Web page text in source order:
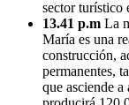
sector turístico
13.41 p.m La
María es una
construcción,
permanentes,
que asciende